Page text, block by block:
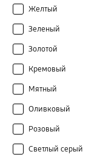
Желтый
Зеленый
Золотой
Кремовый
Мятный
Оливковый
Розовый
Светлый серый